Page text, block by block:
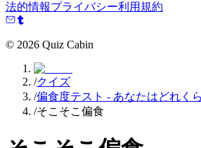
法的情報プライバシー利用規約
© 2026 Quiz Cabin
/クイズ
/偏食度テスト - あなたはどれく
/そこそこ偏食